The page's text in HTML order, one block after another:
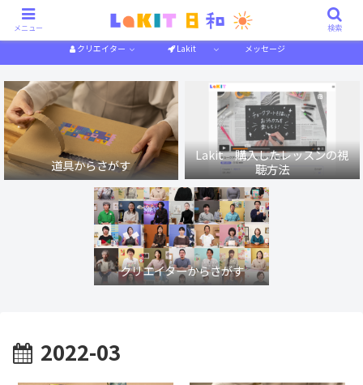
作り方解説 特集一覧
クリエイター Lakit メッセージ
道具からさがす
Lakit 購入したレッスンの視
聴方法
クリエイターからさがす
2022-03
メニュー 検索